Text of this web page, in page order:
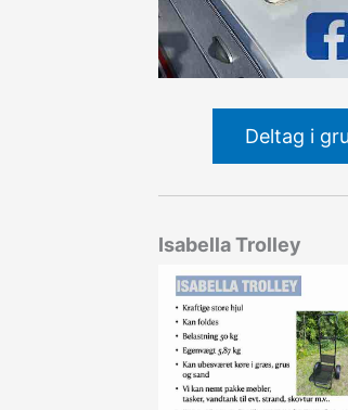
Deltag i
Isabella Trolley